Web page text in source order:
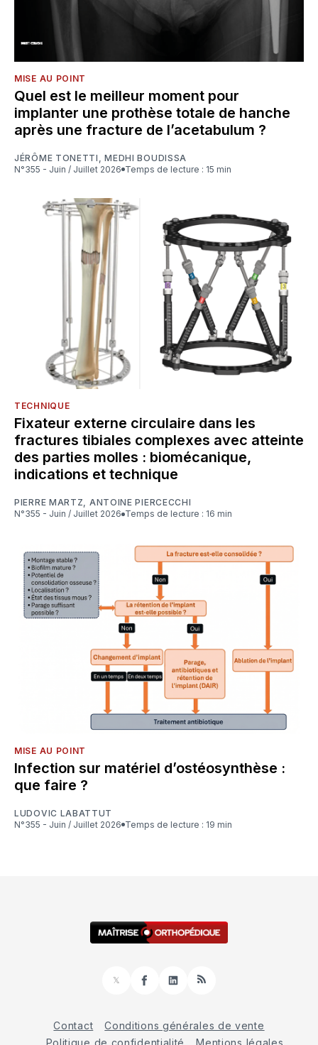
MISE AU POINT
Quel est le meilleur moment pour
implanter une prothèse totale de hanche
après une fracture de l’acetabulum ?
JÉRÔME TONETTI ,MEDHI BOUDISSA
N°355 - Juin / Juillet 2026
Temps de lecture : 15 min
TECHNIQUE
Fixateur externe circulaire dans les
fractures tibiales complexes avec atteinte
des parties molles : biomécanique,
indications et technique
PIERRE MARTZ, ANTOINE PIERCECCHI
N°355 - Juin / Juillet 2026
Temps de lecture : 16 min
MISE AU POINT
Infection sur matériel d’ostéosynthèse :
que faire ?
LUDOVIC LABATTUT
N°355 - Juin / Juillet 2026
Temps de lecture : 19 min
𝕏
FacebookLinkedInRSS
Contact
Conditions générales de vente